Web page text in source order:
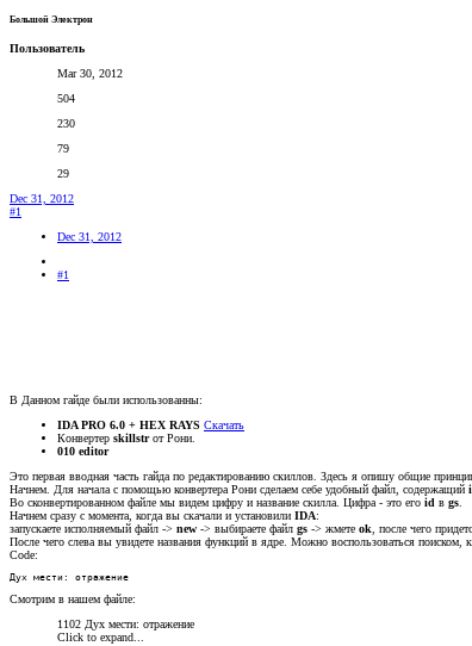
Большой Электрон
Пользователь
Mar 30, 2012
504
230
79
29
Dec 31, 2012
#1
Dec 31, 2012
#1
В Данном гайде были использованны:
IDA PRO 6.0 + HEX RAYS Скачать
Конвертер skillstrот Рони.
010 editor
Это первая вводная часть гайда по редактированию скиллов. Здесь я опишу общие
Начнем. Для начала с помощью конвертера Рони сделаем себе удобный файл, содержащий
Во сконвертированном файле мы видем цифру и название скилла. Цифра - это его id в gs
Начнем сразу с момента, когда вы скачали и установили IDA:
запускаете исполняемый файл -> new -> выбираете файл gs -> жмете ok , после чего
После чего слева вы увидете названия функций в ядре. Можно воспользоваться поиском,
Code:
Дух мести: отражение
Смотрим в нашем файле:
1102 Дух мести: отражение
Click to expand...